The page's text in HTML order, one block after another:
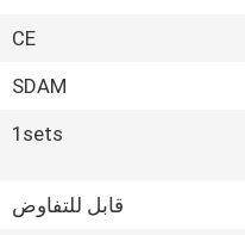
CE
SDAM
1sets
قابل للتفاوض